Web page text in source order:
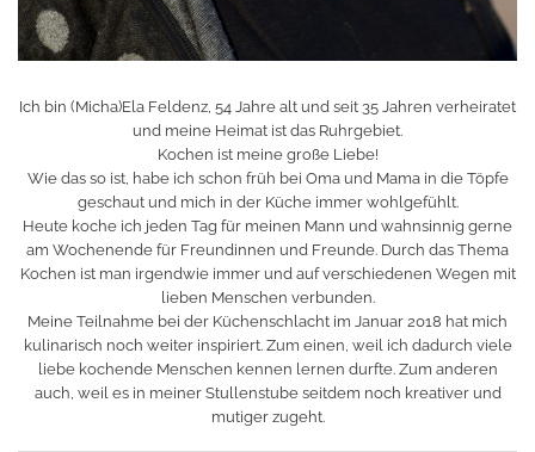
Ich bin (Micha)Ela Feldenz, 54 Jahre alt und seit 35 Jahren verheiratet
und meine Heimat ist das Ruhrgebiet.
Kochen ist meine große Liebe!
Wie das so ist, habe ich schon früh bei Oma und Mama in die Töpfe
geschaut und mich in der Küche immer wohlgefühlt.
Heute koche ich jeden Tag für meinen Mann und wahnsinnig gerne
am Wochenende für Freundinnen und Freunde. Durch das Thema
Kochen ist man irgendwie immer und auf verschiedenen Wegen mit
lieben Menschen verbunden.
Meine Teilnahme bei der Küchenschlacht im Januar 2018 hat mich
kulinarisch noch weiter inspiriert. Zum einen, weil ich dadurch viele
liebe kochende Menschen kennen lernen durfte. Zum anderen
auch, weil es in meiner Stullenstube seitdem noch kreativer und
mutiger zugeht.